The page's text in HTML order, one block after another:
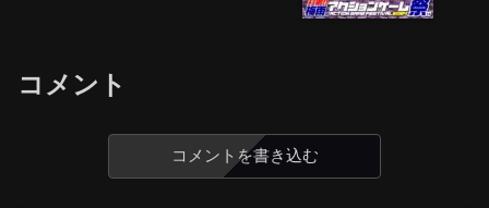
コメント
コメントを書き込む